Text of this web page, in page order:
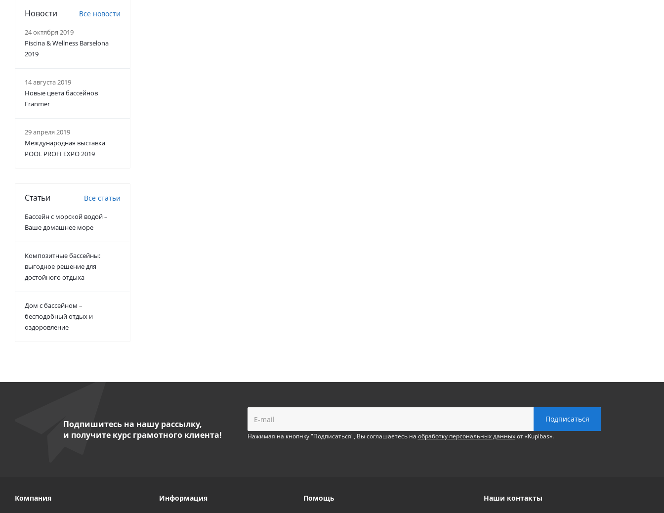
Новости Все новости
24 октября 2019
Piscina & Wellness Barselona
2019
14 августа 2019
Новые цвета бассейнов
Franmer
29 апреля 2019
Международная выставка
POOL PROFI EXPO 2019
Статьи Все статьи
Бассейн с морской водой –
Ваше домашнее море
Композитные бассейны:
выгодное решение для
достойного отдыха
Дом с бассейном –
бесподобный отдых и
оздоровление
Подпишитесь на нашу рассылку,
и получите курс грамотного клиента!
Нажимая на кнопнку "Подписаться", Вы соглашаетесь на обработку персональных данныхот «Kupibas».
Компания Информация Помощь Наши контакты